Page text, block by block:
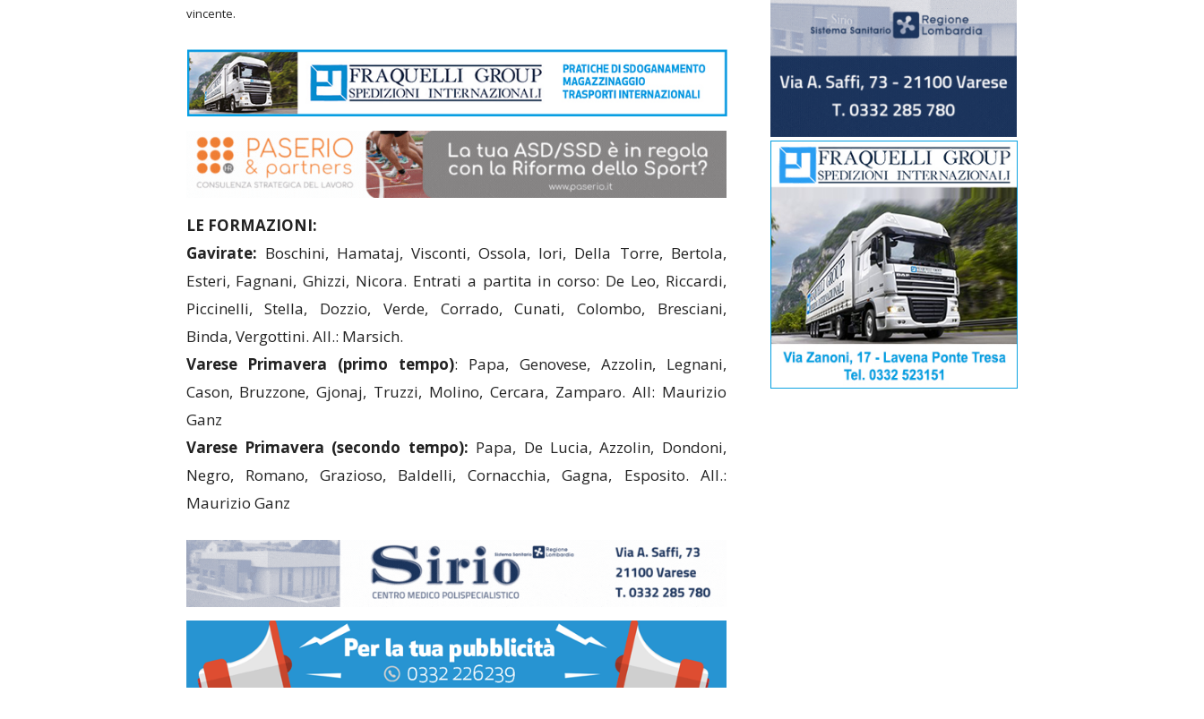
vincente.
LE FORMAZIONI:
Gavirate: Boschini, Hamataj, Visconti, Ossola, Iori, Della Torre, Bertola,
Esteri, Fagnani, Ghizzi, Nicora. Entrati a partita in corso: De Leo, Riccardi,
Piccinelli, Stella, Dozzio, Verde, Corrado, Cunati, Colombo, Bresciani,
Binda, Vergottini. All.: Marsich.
Varese Primavera (primo tempo): Papa, Genovese, Azzolin, Legnani,
Cason, Bruzzone, Gjonaj, Truzzi, Molino, Cercara, Zamparo. All: Maurizio
Ganz
Varese Primavera (secondo tempo): Papa, De Lucia, Azzolin, Dondoni,
Negro, Romano, Grazioso, Baldelli, Cornacchia, Gagna, Esposito. All.:
Maurizio Ganz